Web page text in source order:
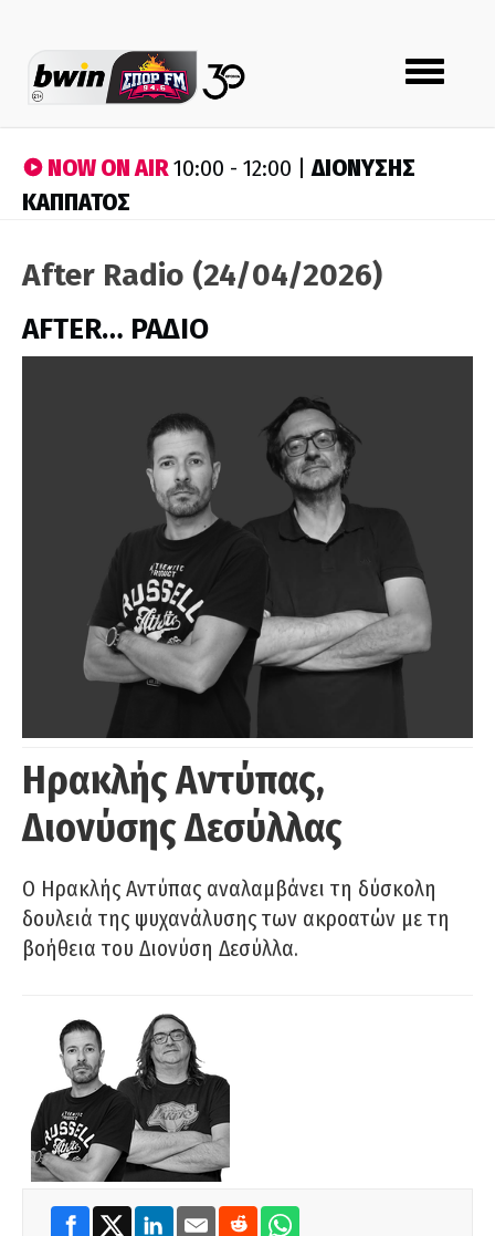
Toggle
navigation
NOW ON AIR10:00 - 12:00 |ΔΙΟΝΥΣΗΣ
ΚΑΠΠΑΤΟΣ
After Radio (24/04/2026)
AFTER… ΡΑΔΙΟ
Ηρακλής Αντύπας,
Διονύσης Δεσύλλας
Ο Ηρακλής Αντύπας αναλαμβάνει τη δύσκολη
δουλειά της ψυχανάλυσης των ακροατών με τη
βοήθεια του Διονύση Δεσύλλα.